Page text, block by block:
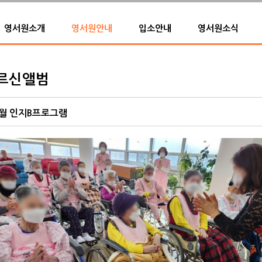
영서원소개 영서원안내 입소안내 영서원소식
신앨범
인지B프로그램